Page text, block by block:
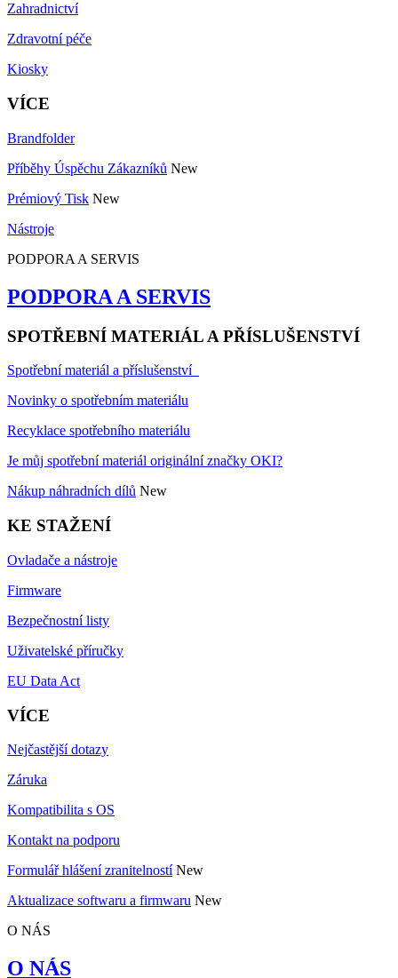
Zahradnictví
Zdravotní péče
Kiosky
VÍCE
Brandfolder
Příběhy Úspěchu Zákazníků New
Prémiový Tisk New
Nástroje
PODPORA A SERVIS
PODPORA A SERVIS
SPOTŘEBNÍ MATERIÁL A PŘÍSLUŠENSTVÍ
Spotřební materiál a příslušenství
Novinky o spotřebním materiálu
Recyklace spotřebního materiálu
Je můj spotřební materiál originální značky OKI?
Nákup náhradních dílů New
KE STAŽENÍ
Ovladače a nástroje
Firmware
Bezpečnostní listy
Uživatelské příručky
EU Data Act
VÍCE
Nejčastější dotazy
Záruka
Kompatibilita s OS
Kontakt na podporu
Formulář hlášení zranitelností New
Aktualizace softwaru a firmwaru New
O NÁS
O NÁS